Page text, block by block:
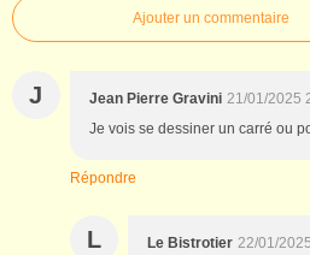
Ajouter un commentaire
J Jean Pierre Gravini 21/01/2025
Je vois se dessiner un carré ou
Répondre
L Le Bistrotier 22/01/